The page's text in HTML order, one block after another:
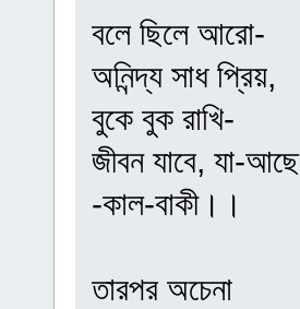
বলে ছিলে আরো-
অনিন্দ্য সাধ প্রিয়,
বুকে বুক রাখি-
জীবন যাবে, যা-আছে
-কাল-বাকী।।
তারপর অচেনা